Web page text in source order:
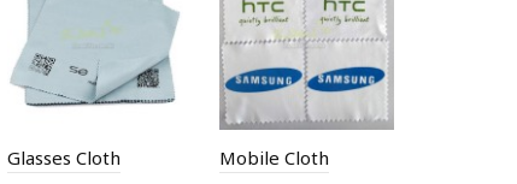
Glasses Cloth Mobile Cloth